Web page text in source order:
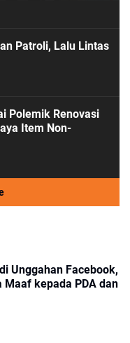
Patroli, Lalu Lintas
Polemik Renovasi
Item Non-
Unggahan Facebook,
Maaf kepada PDA dan